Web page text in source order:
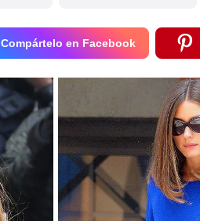
Compártelo en Facebook